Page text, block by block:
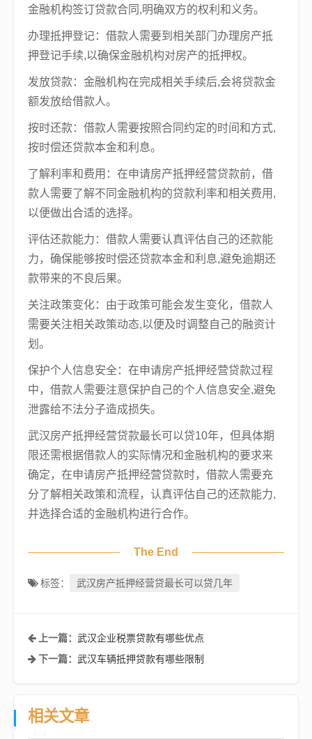
金融机构签订贷款合同,明确双方的权利和义务。
办理抵押登记：借款人需要到相关部门办理房产抵
押登记手续,以确保金融机构对房产的抵押权。
发放贷款：金融机构在完成相关手续后,会将贷款金
额发放给借款人。
按时还款：借款人需要按照合同约定的时间和方式,
按时偿还贷款本金和利息。
了解利率和费用：在申请房产抵押经营贷款前，借
款人需要了解不同金融机构的贷款利率和相关费用,
以便做出合适的选择。
评估还款能力：借款人需要认真评估自己的还款能
力，确保能够按时偿还贷款本金和利息,避免逾期还
款带来的不良后果。
关注政策变化：由于政策可能会发生变化，借款人
需要关注相关政策动态,以便及时调整自己的融资计
划。
保护个人信息安全：在申请房产抵押经营贷款过程
中，借款人需要注意保护自己的个人信息安全,避免
泄露给不法分子造成损失。
武汉房产抵押经营贷款最长可以贷10年，但具体期
限还需根据借款人的实际情况和金融机构的要求来
确定，在申请房产抵押经营贷款时，借款人需要充
分了解相关政策和流程，认真评估自己的还款能力,
并选择合适的金融机构进行合作。
The End
标签： 武汉房产抵押经营贷最长可以贷几年
上一篇：武汉企业税票贷款有哪些优点
下一篇：武汉车辆抵押贷款有哪些限制
相关文章